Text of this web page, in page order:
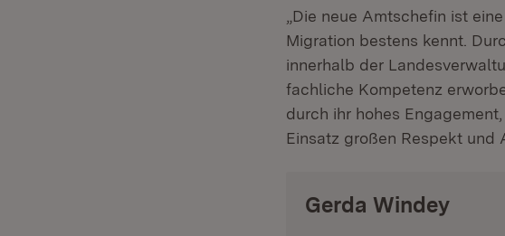
„Die neue Amtschefin ist
Migration bestens kennt.
innerhalb der
fachliche Kompetenz
durch ihr hohes
Einsatz großen Respekt und
Gerda Windey